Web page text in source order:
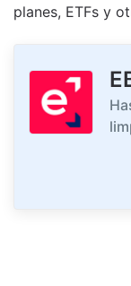
planes, ETFs y